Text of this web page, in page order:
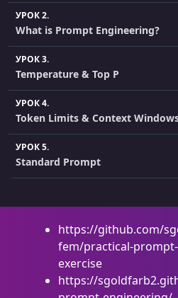
УРОК 2.
What is Prompt Engineering?
УРОК 3.
Temperature & Top P
УРОК 4.
Token Limits & Context
УРОК 5.
Standard Prompt
Project Setup & AI Tools
УРОК 7.
Using a Coding Agent
УРОК 8.
Zero-Shot Prompt
https://github.com/
fem/practical-
exercise
https://